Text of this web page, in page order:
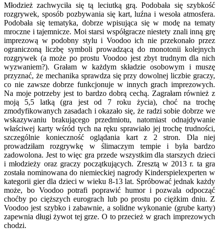
Młodzież zachwyciła się tą leciutką grą. Podobała się szybkość
rozgrywek, sposób pozbywania się kart, luźna i wesoła atmosfera.
Podobała się tematyka, dobrze wpisująca się w modę na tematy
mroczne i tajemnicze. Moi starsi współgracze niestety znali inną grę
imprezową w podobny stylu i Voodoo ich nie przekonało przez
ograniczoną liczbę symboli prowadzącą do monotonii kolejnych
rozgrywek (a może po prostu Voodoo jest zbyt trudnym dla nich
wyzwaniem?). Grałam w każdym składzie osobowym i muszę
przyznać, że mechanika sprawdza się przy dowolnej liczbie graczy,
co nie zawsze dobrze funkcjonuje w innych grach imprezowych.
Na moje potrzeby jest to bardzo dobrą cechą. Zagrałam również z
moją 5,5 latką (gra jest od 7 roku życia), choć na trochę
zmodyfikowanych zasadach i okazało się, że radzi sobie dobrze we
wskazywaniu brakującego przedmiotu, natomiast odnajdywanie
właściwej karty wśród tych na ręku sprawiało jej trochę trudności,
szczególnie konieczność oglądania kart z 2 stron. Dla niej
prowadziłam rozgrywkę w ślimaczym tempie i była bardzo
zadowolona. Jest to więc gra przede wszystkim dla starszych dzieci
i młodzieży oraz graczy początkujących. Zresztą w 2013 r. ta gra
została nominowana do niemieckiej nagrody Kinderspielexperten w
kategorii gier dla dzieci w wieku 8-13 lat. Spróbować jednak każdy
może, bo Voodoo potrafi poprawić humor i pozwala odpocząć
choćby po cięższych eurograch lub po prostu po ciężkim dniu. Z
Voodoo jest szybko i zabawnie, a solidne wykonanie (grube karty)
zapewnia długi żywot tej grze. O to przecież w grach imprezowych
chodzi.